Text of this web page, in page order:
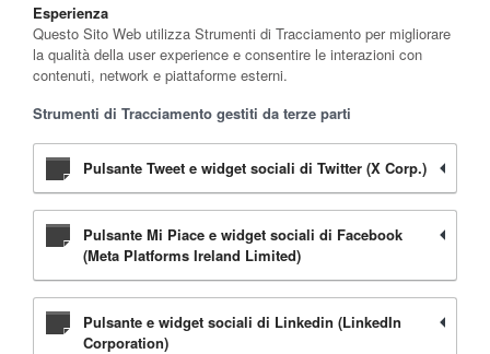
Esperienza
Questo Sito Web utilizza Strumenti di Tracciamento per migliorare
la qualità della user experience e consentire le interazioni con
contenuti, network e piattaforme esterni.
Strumenti di Tracciamento gestiti da terze parti
Pulsante Tweet e widget sociali di Twitter (X Corp.)
Pulsante Mi Piace e widget sociali di Facebook
(Meta Platforms Ireland Limited)
Pulsante e widget sociali di Linkedin (LinkedIn
Corporation)